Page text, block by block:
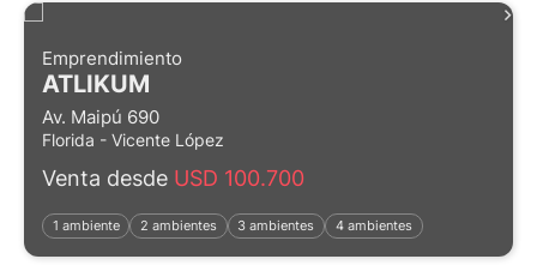
Emprendimiento
ATLIKUM
Av. Maipú 690
Florida - Vicente López
Venta desde USD 100.700
1 ambiente 2 ambientes 3 ambientes 4 ambientes